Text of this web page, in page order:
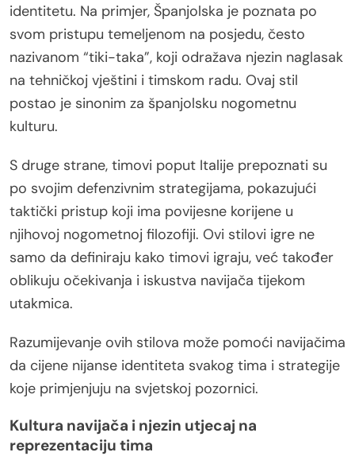
identitetu. Na primjer, Španjolska je poznata po
svom pristupu temeljenom na posjedu, često
nazivanom “tiki-taka”, koji odražava njezin naglasak
na tehničkoj vještini i timskom radu. Ovaj stil
postao je sinonim za španjolsku nogometnu
kulturu.
S druge strane, timovi poput Italije prepoznati su
po svojim defenzivnim strategijama, pokazujući
taktički pristup koji ima povijesne korijene u
njihovoj nogometnoj filozofiji. Ovi stilovi igre ne
samo da definiraju kako timovi igraju, već također
oblikuju očekivanja i iskustva navijača tijekom
utakmica.
Razumijevanje ovih stilova može pomoći navijačima
da cijene nijanse identiteta svakog tima i strategije
koje primjenjuju na svjetskoj pozornici.
Kultura navijača i njezin utjecaj na
reprezentaciju tima